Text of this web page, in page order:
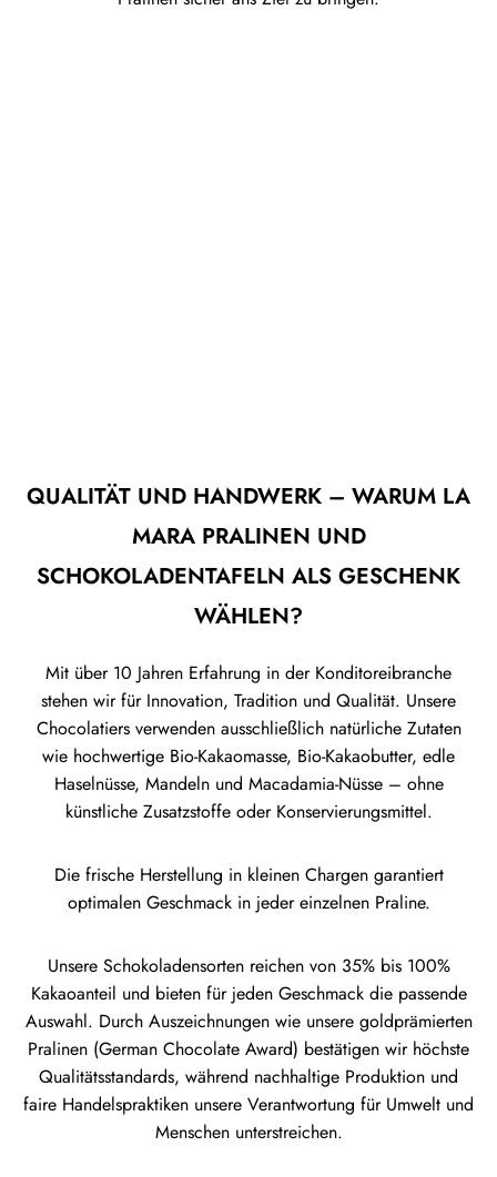
QUALITÄT UND HANDWERK – WARUM LA
MARA PRALINEN UND
SCHOKOLADENTAFELN ALS GESCHENK
WÄHLEN?
Mit über 10 Jahren Erfahrung in der Konditoreibranche
stehen wir für Innovation, Tradition und Qualität. Unsere
Chocolatiers verwenden ausschließlich natürliche Zutaten
wie hochwertige Bio-Kakaomasse, Bio-Kakaobutter, edle
Haselnüsse, Mandeln und Macadamia-Nüsse – ohne
künstliche Zusatzstoffe oder Konservierungsmittel.
Die frische Herstellung in kleinen Chargen garantiert
optimalen Geschmack in jeder einzelnen Praline.
Unsere Schokoladensorten reichen von 35% bis 100%
Kakaoanteil und bieten für jeden Geschmack die passende
Auswahl. Durch Auszeichnungen wie unsere goldprämierten
Pralinen (German Chocolate Award) bestätigen wir höchste
Qualitätsstandards, während nachhaltige Produktion und
faire Handelspraktiken unsere Verantwortung für Umwelt und
Menschen unterstreichen.